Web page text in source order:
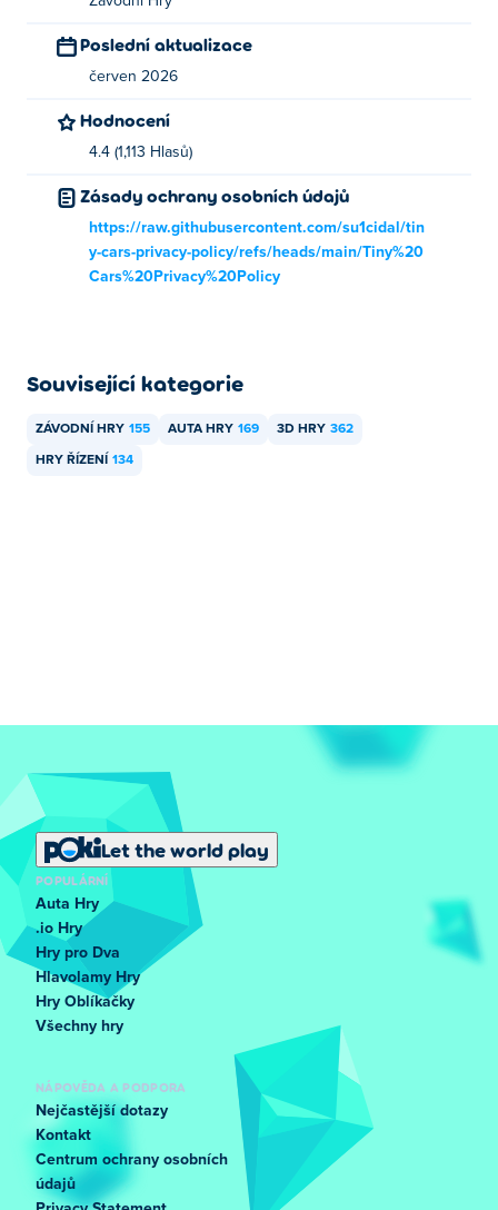
Poslední aktualizace
červen 2026
Hodnocení
4.4 (1,113 Hlasů)
Zásady ochrany osobních údajů
https://raw.githubusercontent.com/su1cidal/tin
y-cars-privacy-policy/refs/heads/main/Tiny%20
Cars%20Privacy%20Policy
Související kategorie
ZÁVODNÍ HRY 155 AUTA HRY 169 3D HRY 362
HRY ŘÍZENÍ 134
Let the world play
POPULÁRNÍ
Auta Hry
.io Hry
Hry pro Dva
Hlavolamy Hry
Hry Oblíkačky
Všechny hry
NÁPOVĚDA A PODPORA
Nejčastější dotazy
Kontakt
Centrum ochrany osobních
údajů